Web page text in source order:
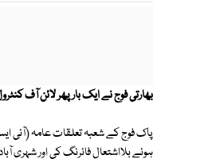
بھارتی فوج نے ایک بار پھر لائن آف کنٹرول پر
پاک فوج کے شعبہ تعلقات عامہ (آئی
ہوئے بلااشتعال فائرنگ کی اور شہری آبادی